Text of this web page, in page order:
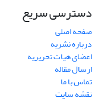
دسترسی سریع
صفحه اصلی
درباره نشریه
اعضای هیات تحریریه
ارسال مقاله
تماس با ما
نقشه سایت